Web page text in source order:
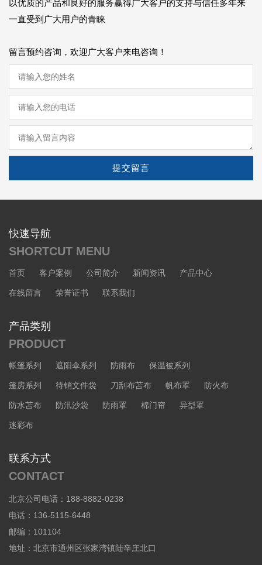
以优质的产品和良好的服务赢得广大客户的支持与信任多年来
一直受到广大用户的青睐
留言预约咨询，欢迎广大客户来电咨询！
提交留言
快速导航
SHORTCUT MENU
首页 客户案例 公司简介 新闻资讯 产品中心
在线留言 荣誉证书 联系我们
产品类别
PRODUCT
帐篷系列 遮阳伞系列 防雨布 保温被系列
篷房系列 待销文件袋 刀刮布苫布 帆布罩 防火布
防水苫布 防汛沙袋 防雨罩 棉门帘 异型罩
迷彩布
联系方式
CONTACT
北京公司电话：188-8882-0238
电话：136-5115-6448
邮编：101104
地址：北京市通州区张家湾镇陆辛庄北口